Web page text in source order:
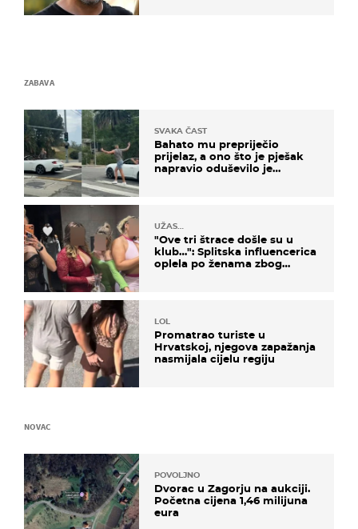
ZABAVA
SVAKA ČAST
Bahato mu prepriječio
prijelaz, a ono što je pješak
napravio oduševilo je
UŽAS…
"Ove tri štrace došle su u
klub…": Splitska influencerica
oplela po ženama zbog
LOL
Promatrao turiste u
Hrvatskoj, njegova zapažanja
nasmijala cijelu regiju
NOVAC
POVOLJNO
Dvorac u Zagorju na aukciji.
Početna cijena 1,46 milijuna
eura